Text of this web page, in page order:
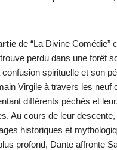
de “La Divine Comédie”
perdu dans une forêt
spirituelle et son
Virgile à travers les neuf
différents péchés et
Au cours de leur
historiques et
profond, Dante affronte